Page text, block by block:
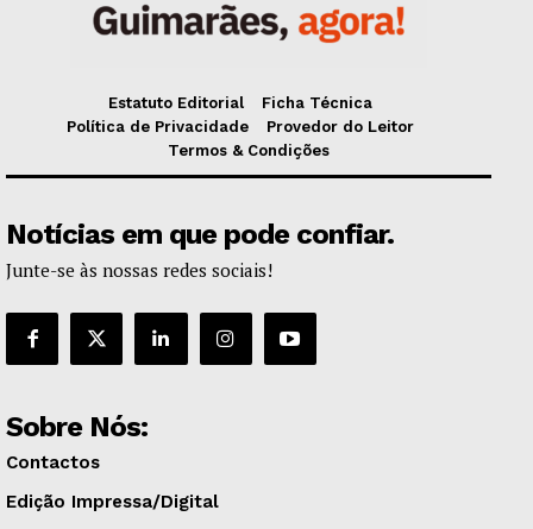
Estatuto Editorial
Ficha Técnica
Política de Privacidade
Provedor do Leitor
Termos & Condições
Notícias em que pode confiar.
Junte-se às nossas redes sociais!
Sobre Nós:
Contactos
Edição Impressa/Digital